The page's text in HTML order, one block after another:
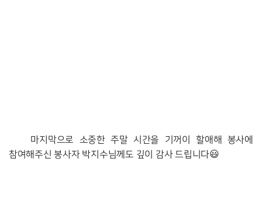
마지막으로 소중한 주말 시간을 기꺼이 할애해 봉사에
참여해주신 봉사자 박지수님께도 깊이 감사 드립니다😃